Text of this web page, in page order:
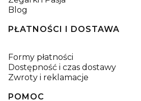
Blog
PŁATNOŚCI I DOSTAWA
Formy płatności
Dostępność i czas dostawy
Zwroty i reklamacje
POMOC